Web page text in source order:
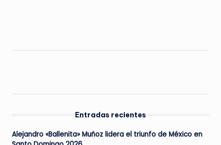
Entradas recientes
Alejandro «Ballenita» Muñoz lidera el triunfo de México en